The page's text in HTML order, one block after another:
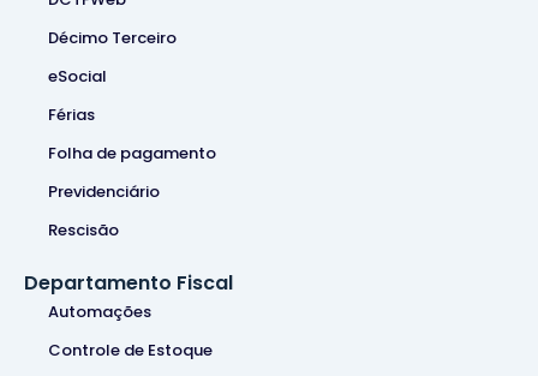
Décimo Terceiro
eSocial
Férias
Folha de pagamento
Previdenciário
Rescisão
Departamento Fiscal
Automações
Controle de Estoque